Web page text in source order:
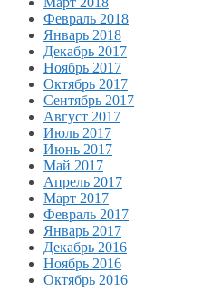
Февраль 2018
Январь 2018
Декабрь 2017
Ноябрь 2017
Октябрь 2017
Сентябрь 2017
Август 2017
Июль 2017
Июнь 2017
Май 2017
Апрель 2017
Март 2017
Февраль 2017
Январь 2017
Декабрь 2016
Ноябрь 2016
Октябрь 2016